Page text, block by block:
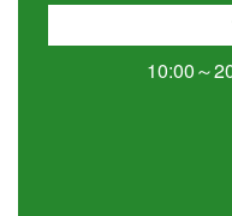
10:00～